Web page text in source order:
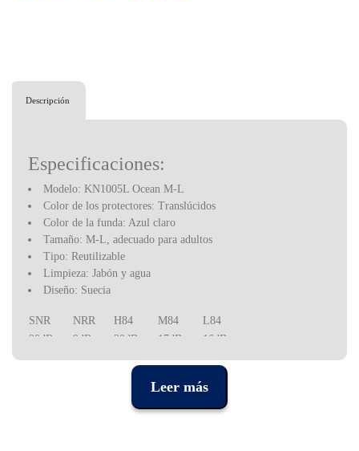
Descripción
Especificaciones:
Modelo: KN1005L Ocean M-L
Color de los protectores: Translúcidos
Color de la funda: Azul claro
Tamaño: M-L, adecuado para adultos
Tipo: Reutilizable
Limpieza: Jabón y agua
Diseño: Suecia
SNR NRR H84 M84
L84
20dB
9dB 20dB 17dB 16dB
Leer más